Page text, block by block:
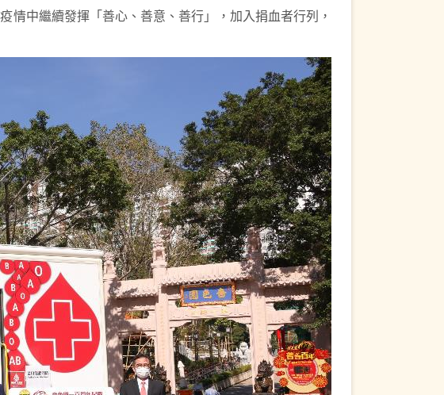
中繼續發揮「善心、善意、善行」，加入捐血者行列，